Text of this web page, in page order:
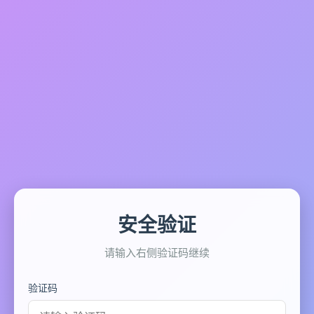
安全验证
请输入右侧验证码继续
验证码